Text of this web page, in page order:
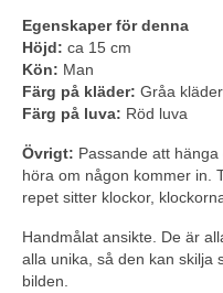
Egenskaper för denna
Höjd: ca 15 cm
Kön: Man
Färg på kläder: Gråa kläder
Färg på luva: Röd luva
Övrigt: Passande att
höra om någon kommer in.
repet sitter klockor,
Handmålat ansikte. De är
alla unika, så den kan skilja
bilden.